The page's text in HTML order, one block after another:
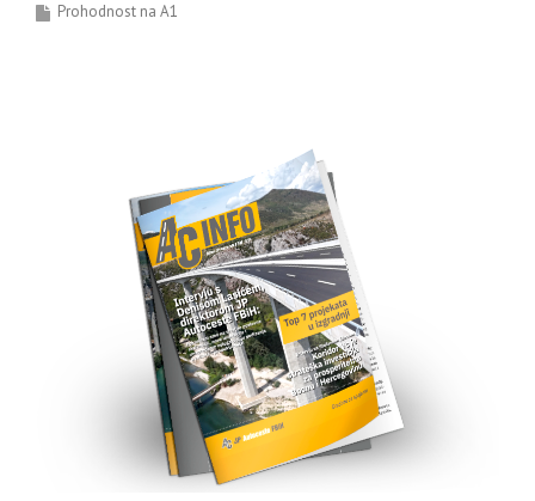
Prohodnost na A1